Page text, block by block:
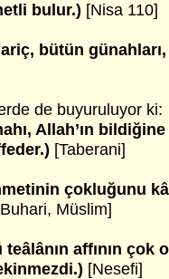
bulur.) [Nisa 110]
bütün
de buyuruluyor ki:
Allah’ın
[Taberani]
çokluğunu
Müslim]
teâlânın affının
[Nesefi]